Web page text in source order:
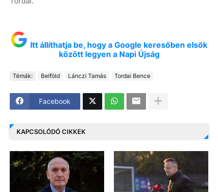
Itt állíthatja be, hogy a Google keresőben elsők
között legyen a Napi Újság
Témák: Belföld Lánczi Tamás Tordai Bence
Facebook
KAPCSOLÓDÓ CIKKEK